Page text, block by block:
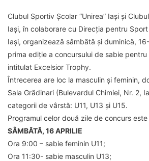
Clubul Sportiv Școlar “Unirea” Iași și
Iași, în colaborare cu Direcția pentru
Iași, organizează sâmbătă și duminică,
prima ediție a concursului de sabie
intitulat Excelsior Trophy.
Întrecerea are loc la masculin și feminin,
Sala Grădinari (Bulevardul Chimiei, Nr. 2,
categorii de vârstă: U11, U13 și U15.
Programul celor două zile de concurs
SÂMBĂTĂ, 16 APRILIE
Ora 9:00 – sabie feminin U11;
Ora 11:30- sabie masculin U13;